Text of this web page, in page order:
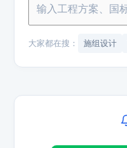
大家都在搜： 施组设计